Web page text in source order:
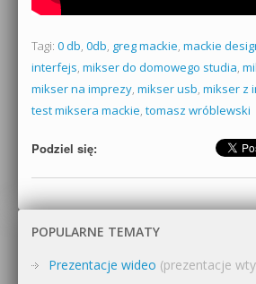
Tagi: 0 db, 0db, greg mackie, mackie
interfejs, mikser do domowego studia,
mikser na imprezy, mikser usb, mikser z
test miksera mackie, tomasz wróblewski
Podziel się:
POPULARNE TEMATY
Prezentacje wideo (prezentacje